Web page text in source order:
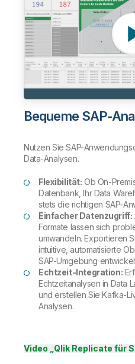
Bequeme SAP-
Nutzen Sie SAP-
Data-Analysen.
Flexibilität: Ob On-
Datenbank, Ihr Data
stets die richtigen SAP-
Einfacher Datenzugriff:
Formate lassen sich
umwandeln. Exportieren
intuitive, automatisierte
SAP-Umgebung
Echtzeit-Integration:
Echtzeitanalysen in Data
und erstellen Sie Kafka-
Analysen.
Video „Qlik Replicate für